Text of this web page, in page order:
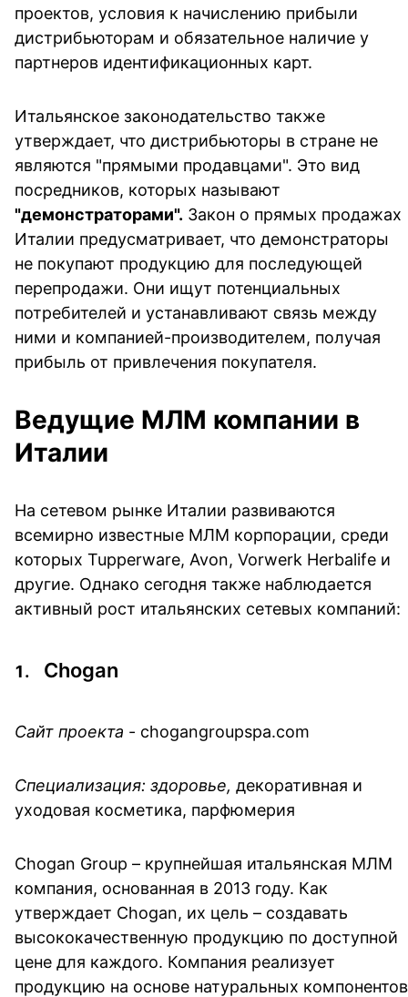
проектов, условия к начислению прибыли
дистрибьюторам и обязательное наличие у
партнеров идентификационных карт.
Итальянское законодательство также
утверждает, что дистрибьюторы в стране не
являются "прямыми продавцами". Это вид
посредников, которых называют
"демонстраторами". Закон о прямых продажах
Италии предусматривает, что демонстраторы
не покупают продукцию для последующей
перепродажи. Они ищут потенциальных
потребителей и устанавливают связь между
ними и компанией-производителем, получая
прибыль от привлечения покупателя.
Ведущие МЛМ компании в
Италии
На сетевом рынке Италии развиваются
всемирно известные МЛМ корпорации, среди
которых Tupperware, Avon, Vorwerk Herbalife и
другие. Однако сегодня также наблюдается
активный рост итальянских сетевых компаний:
Chogan
Сайт проекта - chogangroupspa.com
Специализация: здоровье, декоративная и
уходовая косметика, парфюмерия
Chogan Group – крупнейшая итальянская МЛМ
компания, основанная в 2013 году. Как
утверждает Chogan, их цель – создавать
высококачественную продукцию по доступной
цене для каждого. Компания реализует
продукцию на основе натуральных компонентов